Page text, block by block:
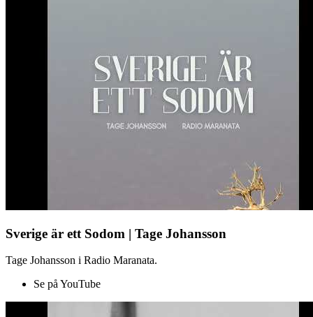
Sverige är ett Sodom | Tage Johansson
Tage Johansson i Radio Maranata.
Se på YouTube